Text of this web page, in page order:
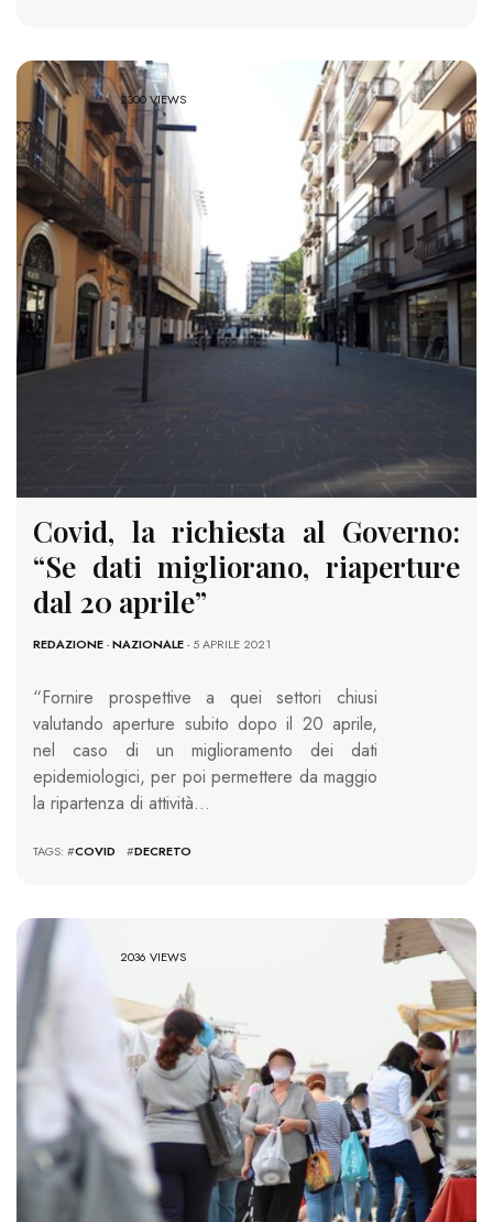
2300 VIEWS
Covid, la richiesta al Governo:
“Se dati migliorano, riaperture
dal 20 aprile”
REDAZIONE-NAZIONALE- 5 APRILE 2021
“Fornire prospettive a quei settori chiusi
valutando aperture subito dopo il 20 aprile,
nel caso di un miglioramento dei dati
epidemiologici, per poi permettere da maggio
la ripartenza di attività…
TAGS: #COVID #DECRETO
2036 VIEWS